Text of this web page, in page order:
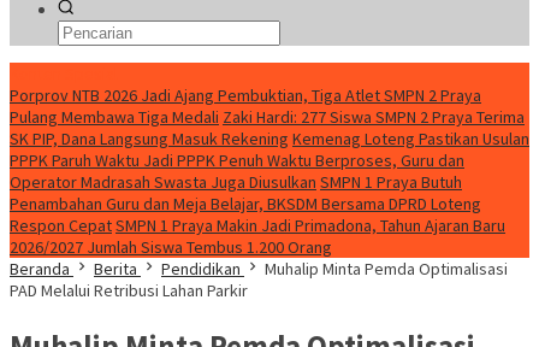
Porprov NTB 2026 Jadi Ajang Pembuktian, Tiga Atlet SMPN 2 Praya
Pulang Membawa Tiga Medali Zaki Hardi: 277 Siswa SMPN 2 Praya Terima
SK PIP, Dana Langsung Masuk Rekening Kemenag Loteng Pastikan Usulan
PPPK Paruh Waktu Jadi PPPK Penuh Waktu Berproses, Guru dan
Operator Madrasah Swasta Juga Diusulkan SMPN 1 Praya Butuh
Penambahan Guru dan Meja Belajar, BKSDM Bersama DPRD Loteng
Respon CepatSMPN 1 Praya Makin Jadi Primadona, Tahun Ajaran Baru
2026/2027 Jumlah Siswa Tembus 1.200 Orang
Beranda
Berita Pendidikan
Muhalip Minta Pemda Optimalisasi
PAD Melalui Retribusi Lahan Parkir